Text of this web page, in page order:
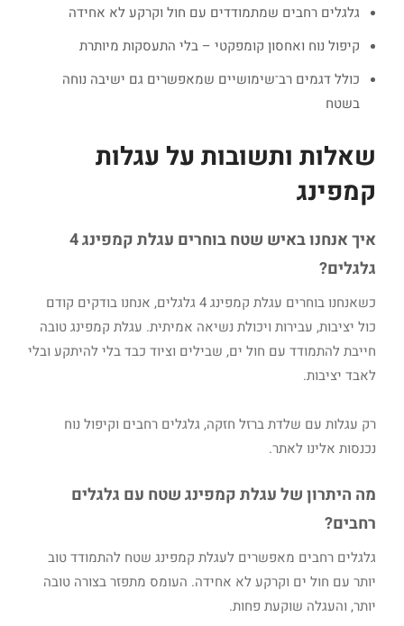
גלגלים רחבים שמתמודדים עם חול וקרקע לא אחידה
קיפול נוח ואחסון קומפקטי – בלי התעסקות מיותרת
כולל דגמים רב־שימושיים שמאפשרים גם ישיבה נוחה
בשטח
שאלות ותשובות על עגלות
קמפינג
איך אנחנו באיש שטח בוחרים עגלת קמפינג 4
גלגלים?
כשאנחנו בוחרים עגלת קמפינג 4 גלגלים, אנחנו בודקים קודם
כול יציבות, עבירות ויכולת נשיאה אמיתית. עגלת קמפינג טובה
חייבת להתמודד עם חול ים, שבילים וציוד כבד בלי להיתקע ובלי
לאבד יציבות.
רק עגלות עם שלדת ברזל חזקה, גלגלים רחבים וקיפול נוח
נכנסות אלינו לאתר.
מה היתרון של עגלת קמפינג שטח עם גלגלים
רחבים?
גלגלים רחבים מאפשרים לעגלת קמפינג שטח להתמודד טוב
יותר עם חול ים וקרקע לא אחידה. העומס מתפזר בצורה טובה
יותר, והעגלה שוקעת פחות.